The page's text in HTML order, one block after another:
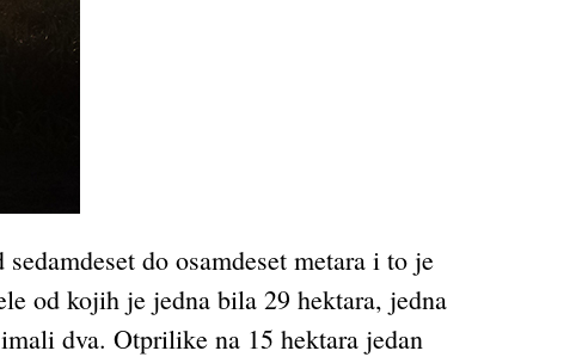
do osamdeset metara i to je
od kojih je jedna bila 29 hektara, jedna
dva. Otprilike na 15 hektara jedan